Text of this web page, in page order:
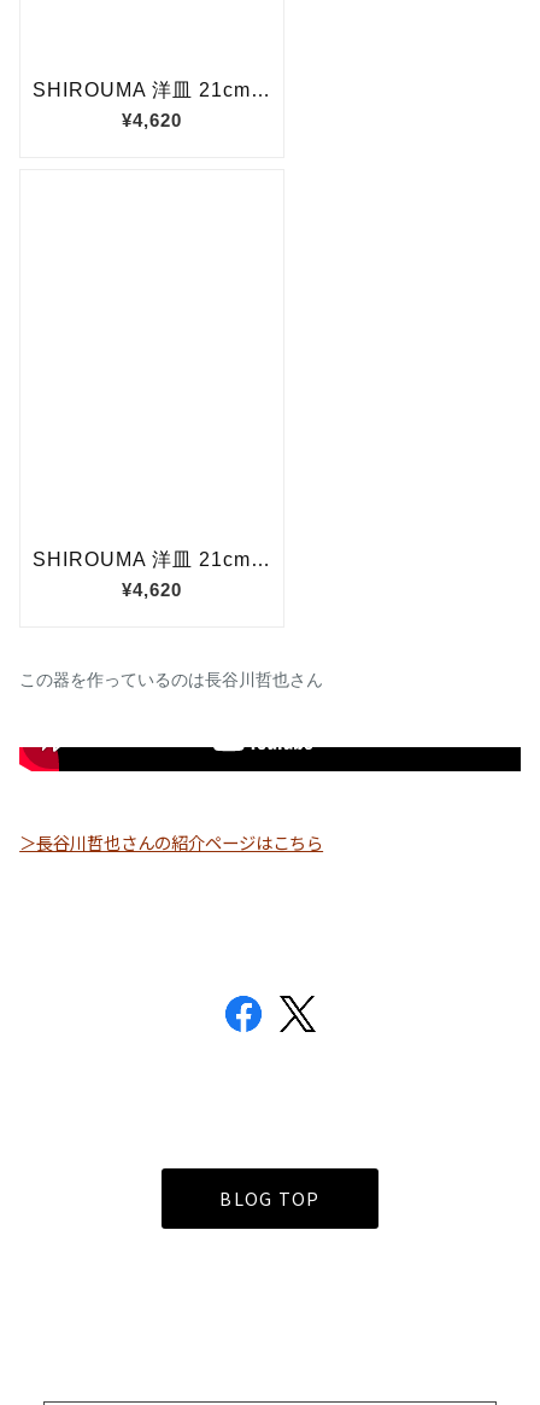
この器を作っているのは長谷川哲也さん
＞長谷川哲也さんの紹介ページはこちら
BLOG TOP